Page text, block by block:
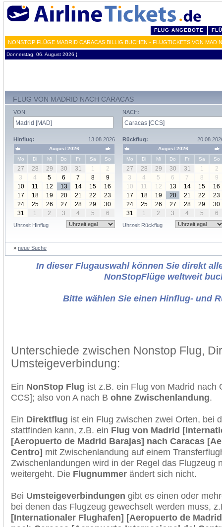
FLUG ANGEBOTE
NONSTOP FLÜGE MADRID CARACAS BILLIG BUCHEN - FLUGTICKETS VON MAD
Donnerstag, 06. August 2026 ¦
FLUG VON MADRID NACH CARACAS
VON:
Hinflug: 13.08.2026
August 2026
Mo
Di Mi Do Fr Sa So
27 28 29 30 31 1
2
3
4 5 6 7 8
9
10
11 12 13 14 15
16
17
18 19 20 21 22
23
24
25 26 27 28 29
30
31
1 2 3 4 5 6
Uhrzeit Hinflug
NACH:
Rückflug:
August 2026
Mo
Di Mi Do Fr Sa So
27 28 29 30 31 1
2
3
4 5 6 7 8
9
10
11 12 13 14 15
16
17
18 19 20 21 22
23
24
25 26 27 28 29
30
31
1 2 3 4 5 6
Uhrzeit Rückflug
» neue Suche
In dieser Flugauswahl können Sie direkt
NonStopFlüge weltweit
Bitte wählen Sie einen Hinflug- und
Unterschiede zwischen Nonstop Flug,
Umsteigeverbindung:
Ein NonStop Flug ist z.B. ein Flug von Madrid nach
CCS]; also von A nach B ohne Zwischenlandung.
Ein Direktflug ist ein Flug zwischen zwei Orten, bei
stattfinden kann, z.B. ein Flug von Madrid
[Aeropuerto de Madrid Barajas] nach Caracas
Centro] mit Zwischenlandung auf einem
Zwischenlandungen wird in der Regel das Flugzeug
weitergeht. Die Flugnummer ändert sich nicht.
Bei Umsteigeverbindungen gibt es einen oder
bei denen das Flugzeug gewechselt werden muss,
[Internationaler Flughafen] [Aeropuerto de